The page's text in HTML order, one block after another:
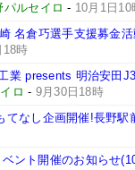
パルセイロ - 10月1日10
名倉巧選手支援募金
18時
業 presents 明治安田
ロ - 9月30日18時
てなし企画開催!長野駅
ント開催のお知らせ